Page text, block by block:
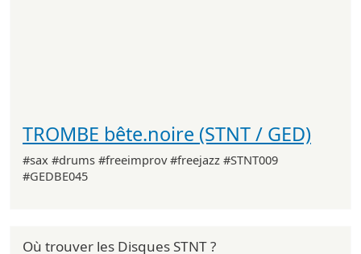
TROMBE bête.noire (STNT / GED)
#sax #drums #freeimprov #freejazz #STNT009
#GEDBE045
Où trouver les Disques STNT ?